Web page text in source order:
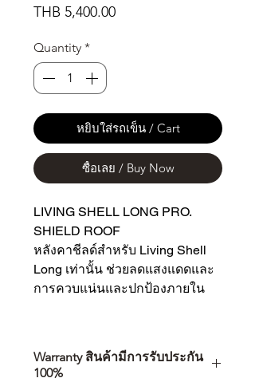
THB 5,400.00Price
Quantity *
หยิบใส่รถเข็น / Cart
ซื้อเลย / Buy Now
LIVING SHELL LONG PRO.
SHIELD ROOF
หลังคาชีลด์สำหรับ Living Shell
Long เท่านั้น ช่วยลดแสงแดดและ
การควบแน่นและปกป้องภายใน
Warranty สินค้ามีการรับประกัน
100%